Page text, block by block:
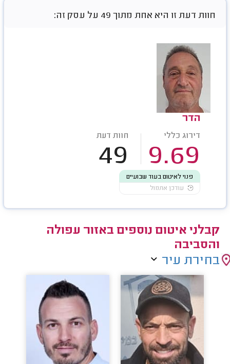
חוות דעת זו היא אחת מתוך 49 על עסק זה:
הדר
דירוג כללי
9.69
חוות דעת
49
פנוי לאיטום בעוד שבועיים
עודכן אתמול
קבלני איטום נוספים באזור עפולה
והסביבה
בחירת עיר